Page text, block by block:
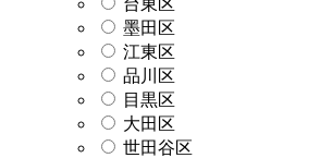
墨田区
江東区
品川区
目黒区
大田区
世田谷区